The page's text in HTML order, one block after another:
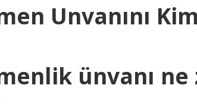
Unvanını
ünvanı